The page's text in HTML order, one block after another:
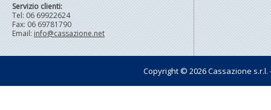
Servizio clienti:
Tel: 06 69922624
Fax: 06 69781790
Email: info@cassazione.net
Copyright © 2026 Cassazione s.r.l.